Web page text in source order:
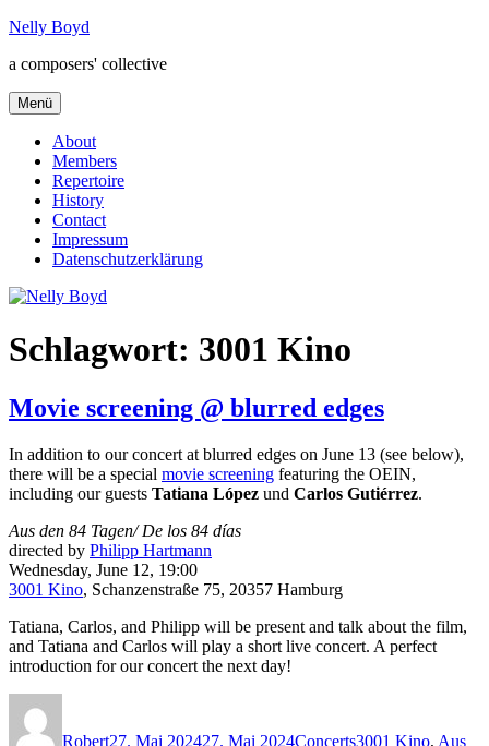
Zum
springen
Nelly Boyd
a composers' collective
Menü
About
Members
Repertoire
History
Contact
Impressum
Datenschutzerklärung
Schlagwort: 3001 Kino
Movie screening @ blurred edges
In addition to our concert at blurred edges on June 13 (see below),
there will be a special movie screening featuring the OEIN,
including our guests Tatiana López und Carlos Gutiérrez.
Aus den 84 Tagen/ De los 84 días
directed by Philipp Hartmann
Wednesday, June 12, 19:00
3001 Kino, Schanzenstraße 75, 20357 Hamburg
Tatiana, Carlos, and Philipp will be present and talk about the film,
and Tatiana and Carlos will play a short live concert. A perfect
introduction for our concert the next day!
Robert27. Mai 202427. Mai 2024Concerts3001 Kino, Aus